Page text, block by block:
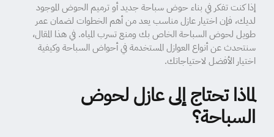
إذا كنت تفكر في بناء حوض سباحة جديد أو ترميم الحوض الموجود
لديك، فإن اختيار عازل مناسب يعد من أهم الخطوات لضمان عمر
طويل لحوض السباحة الخاص بك ومنع تسرب المياه. في هذا المقال،
سنتحدث عن أنواع العوازل المستخدمة في أحواض السباحة وكيفية
اختيار الأفضل لاحتياجاتك.
لماذا تحتاج إلى عازل لحوض
السباحة؟